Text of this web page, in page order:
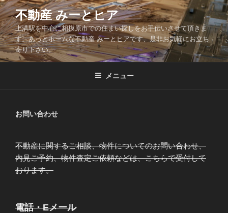
コ
ン
テ
ン
ツ
不動産 みーとヒア
上溝駅を中心に相模原市での住まい探しをお手伝いさせて頂きま
す。あっとホームな不動産 みーとヒアです、是非お気軽にお立ち
寄り下さい。
メニュー
お問い合わせ
不動産に関するご相談、物件についてのお問い合わせ、
内見ご予約、物件査定ご依頼などは、こちらで受付して
おります。
電話・Eメール